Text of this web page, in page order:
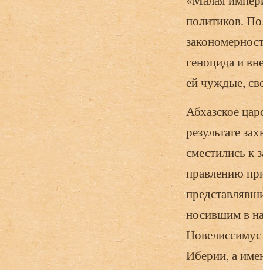
политиков.
геноцида и
ей чуждые,
Абхазское
результате
сместились к
правлению
носившим в
Иберии, а